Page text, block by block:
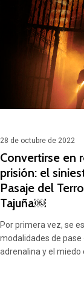
28 de octubre de 2022
Convertirse en
prisión: el
Pasaje del
Tajuña￼
Por primera vez, se
modalidades de pase
adrenalina y el miedo